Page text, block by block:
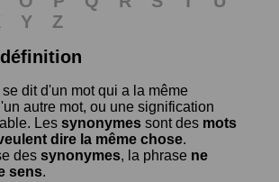
Y
Z
se dit d'un mot qui a la même
autre mot, ou une signification
Les synonymes sont des mots
dire la même chose.
des synonymes, la phrase ne
sens.